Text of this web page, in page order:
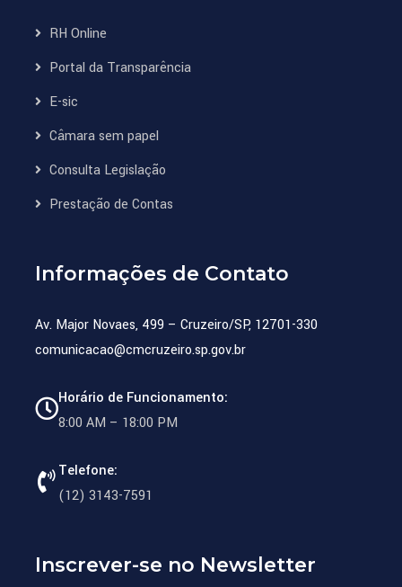
RH Online
Portal da Transparência
E-sic
Câmara sem papel
Consulta Legislação
Prestação de Contas
Informações de Contato
Av. Major Novaes, 499 – Cruzeiro/SP, 12701-330
comunicacao@cmcruzeiro.sp.gov.br
Horário de Funcionamento:
8:00 AM – 18:00 PM
Telefone:
(12) 3143-7591
Inscrever-se no Newsletter